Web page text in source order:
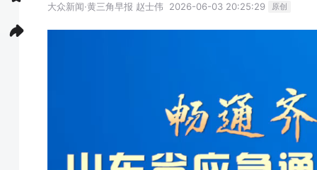
大众新闻·黄三角早报 赵士伟 2026-06-03 20:25:29 原创